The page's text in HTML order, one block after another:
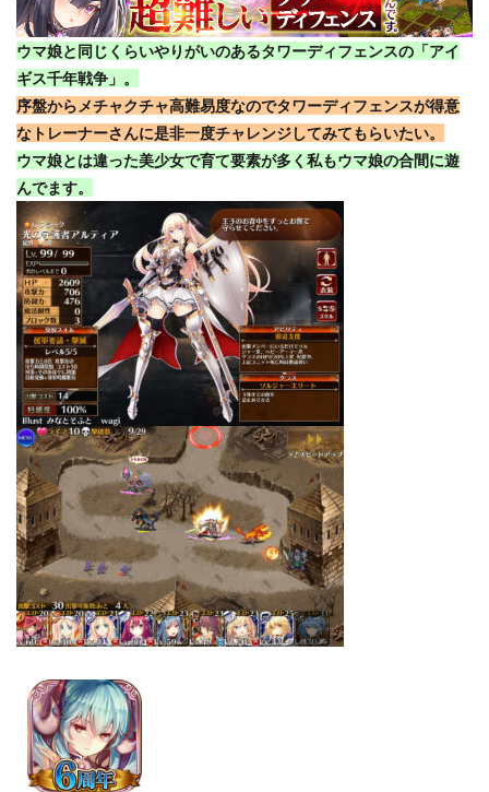
ウマ娘と同じくらいやりがいのあるタワーディフェンスの「アイ
ギス千年戦争」。
序盤からメチャクチャ高難易度なのでタワーディフェンスが得意
なトレーナーさんに是非一度チャレンジしてみてもらいたい。
ウマ娘とは違った美少女で育て要素が多く私もウマ娘の合間に遊
んでます。